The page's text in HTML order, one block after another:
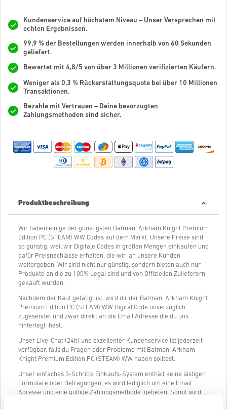
Kundenservice auf höchstem Niveau – Unser Versprechen mit
echten Ergebnissen.
99,9 % der Bestellungen werden innerhalb von 60 Sekunden
geliefert.
Bewertet mit 4,8/5 von über 3 Millionen verifizierten Käufern.
Weniger als 0,3 % Rückerstattungsquote bei über 10 Millionen
Transaktionen.
Bezahle mit Vertrauen – Deine bevorzugten
Zahlungsmethoden sind sicher.
Produktbeschreibung
Wir haben einige der günstigsten Batman: Arkham Knight Premium
Edition PC (STEAM) WW Codes auf dem Markt. Unsere Preise sind
so günstig, weil wir Digitale Codes in großen Mengen einkaufen und
dafür Preisnachlässe erhalten, die wir an unsere Kunden
weitergeben. Wir sind nicht nur günstig, sondern bieten auch nur
Produkte an die zu 100% Legal sind und von Offiziellen Zulieferern
gekauft wurden.
Nachdem der Kauf getätigt ist, wird dir der Batman: Arkham Knight
Premium Edition PC (STEAM) WW Digital Code unverzüglich
zugesendet und zwar direkt an die Email Adresse die du uns
hinterlegt hast.
Unser Live-Chat (24h) und exzellenter Kundenservice ist jederzeit
verfügbar, falls du Fragen oder Probleme mit Batman: Arkham
Knight Premium Edition PC (STEAM) WW haben solltest.
Unser einfaches 3-Schritte Einkaufs-System enthält keine lästigen
Formulare oder Befragungen, es wird lediglich um eine Email
Adresse und eine gültige Zahlungsmethode gebeten. Somit wird